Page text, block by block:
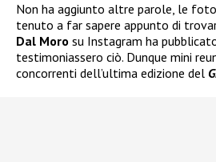
Non ha aggiunto altre parole, le
tenuto a far sapere appunto di
Dal Moro su Instagram ha
testimoniassero ciò. Dunque mini
concorrenti dell’ultima edizione del